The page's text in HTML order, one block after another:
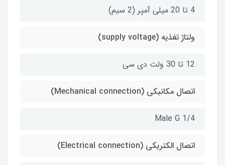
4 تا 20 میلی آمپر (2 سیم)
ولتاژ تغذیه (supply voltage)
12 تا 30 ولت دی سی
اتصال مکانیکی (Mechanical connection)
Male G 1/4
اتصال الکتریکی (Electrical connection)